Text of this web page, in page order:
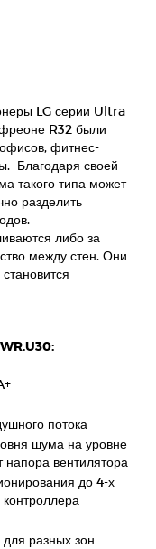
LG серии Ultra
R32 были
фитнес-
Благодаря своей
такого типа может
разделить
либо за
между стен. Они
потока
шума на уровне
напора вентилятора
до 4-х
разных зон